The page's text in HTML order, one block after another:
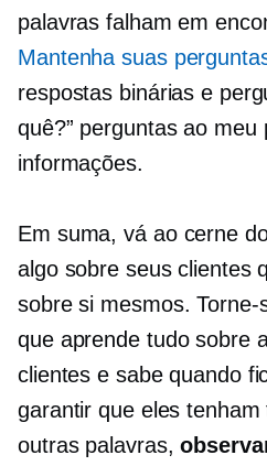
palavras falham em
Mantenha suas
respostas binárias e
quê?” perguntas ao meu
informações.
Em suma, vá ao cerne
algo sobre seus clientes
sobre si mesmos.
que aprende tudo sobre
clientes e sabe quando
garantir que eles
outras palavras,